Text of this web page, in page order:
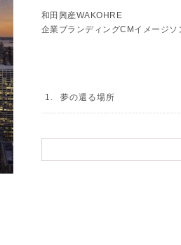
和田興産WAKOHRE
企業ブランディングCMイメージソ
1. 夢の還る場所